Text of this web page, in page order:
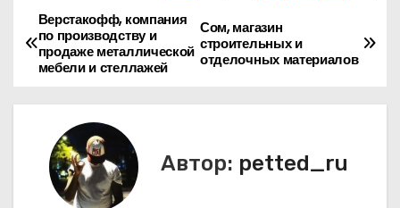
Н
а
в
Сом, магазин
строительных и
отделочных материалов
Верстакофф, компания
по производству и
продаже металлической
мебели и стеллажей
Автор: petted_ru